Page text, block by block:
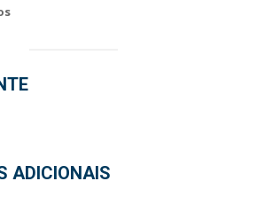
ADICIONAIS